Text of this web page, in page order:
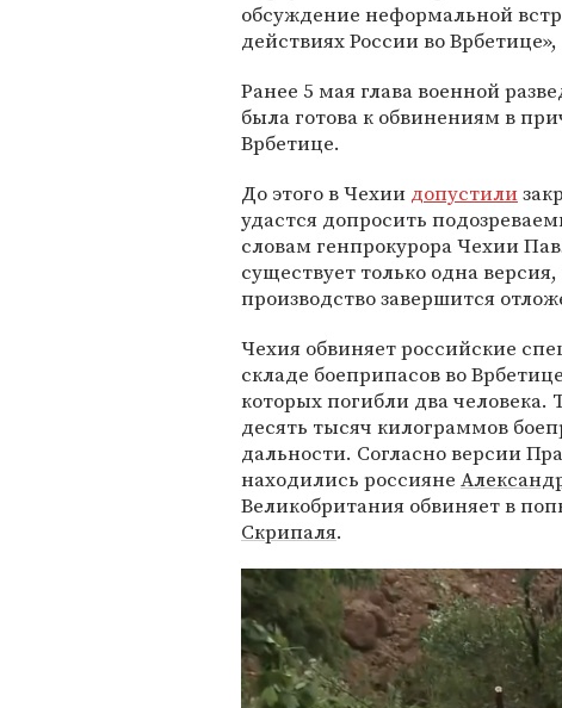
обсуждение неформальной
действиях России во
Ранее 5 мая глава военной
была готова к обвинениям в
Врбетице.
До этого в Чехии допустили
удастся допросить
словам генпрокурора Чехии
существует только одна
производство завершится
Чехия обвиняет российские
складе боеприпасов во
которых погибли два человека.
десять тысяч килограммов
дальности. Согласно версии
находились россияне
Великобритания обвиняет в
Скрипаля.